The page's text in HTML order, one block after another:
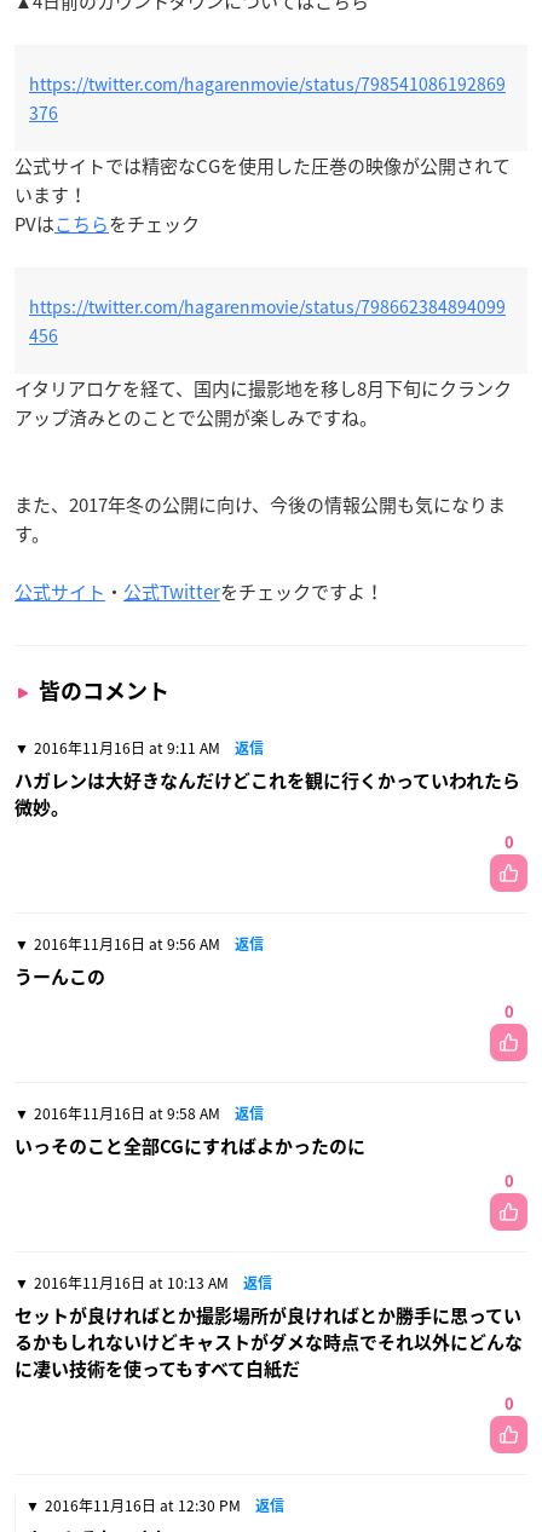
https://twitter.com/hagarenmovie/status/798541086192869
376
公式サイトでは精密なCGを使用した圧巻の映像が公開されて
います！
PVはこちらをチェック
https://twitter.com/hagarenmovie/status/798662384894099
456
イタリアロケを経て、国内に撮影地を移し8月下旬にクランク
アップ済みとのことで公開が楽しみですね。
また、2017年冬の公開に向け、今後の情報公開も気になりま
す。
公式サイト ・ 公式Twitterをチェックですよ！
皆のコメント
2016年11月16日 at 9:11 AM 返信
ハガレンは大好きなんだけどこれを観に行くかっていわれたら
微妙。
0
2016年11月16日 at 9:56 AM 返信
うーんこの
0
2016年11月16日 at 9:58 AM 返信
いっそのこと全部CGにすればよかったのに
0
2016年11月16日 at 10:13 AM 返信
セットが良ければとか撮影場所が良ければとか勝手に思ってい
るかもしれないけどキャストがダメな時点でそれ以外にどんな
に凄い技術を使ってもすべて白紙だ
0
2016年11月16日 at 12:30 PM 返信